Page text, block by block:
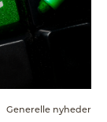
Generelle nyheder